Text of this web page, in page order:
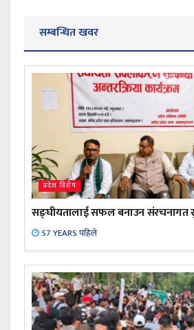
सम्बन्धित खवर
प्रदेश विशेष
सङ्घीयतालाई सफल बनाउन संरचनागत
57 YEARS पहिले